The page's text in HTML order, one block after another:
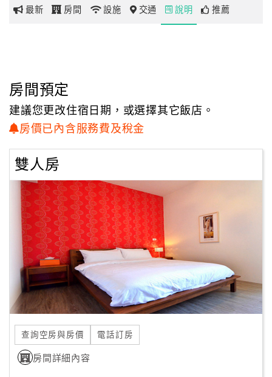
玩
地
圖
顧
務
顧
客
滿
意
度
訂
單
管
理
最新 房間 設施 交通 說明 推薦
房間預定
建議您更改住宿日期，或選擇其它飯店。
房價已內含服務費及稅金
雙人房
查詢空房與房價 電話訂房
房間詳細內容